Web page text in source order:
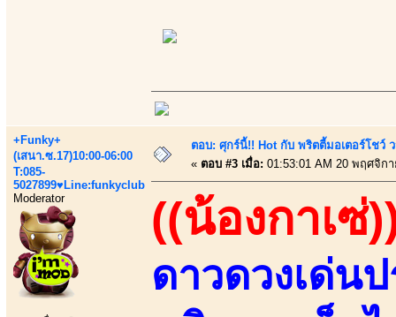
+Funky+
(เสนา.ซ.17)10:00-06:00
T:085-
5027899♥Line:funkyclub
Moderator
ตอบ: ศุกร์นี้!! Hot กับ พริตตี้มอเตอร์โชว์ ว
« ตอบ #3 เมื่อ: 01:53:01 AM 20 พฤศจิก
((น้องกาเซ่
ดาวดวงเด่น